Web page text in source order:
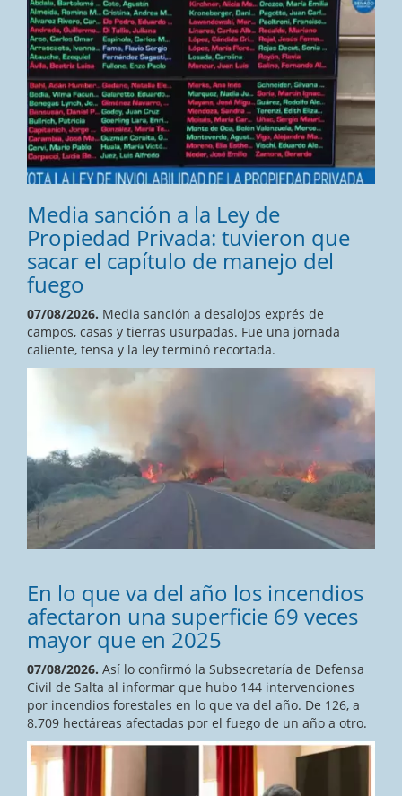
Media sanción a la Ley de
Propiedad Privada: tuvieron que
sacar el capítulo de manejo del
fuego
07/08/2026. Media sanción a desalojos exprés de
campos, casas y tierras usurpadas. Fue una jornada
caliente, tensa y la ley terminó recortada.
En lo que va del año los incendios
afectaron una superficie 69 veces
mayor que en 2025
07/08/2026. Así lo confirmó la Subsecretaría de Defensa
Civil de Salta al informar que hubo 144 intervenciones
por incendios forestales en lo que va del año. De 126, a
8.709 hectáreas afectadas por el fuego de un año a otro.